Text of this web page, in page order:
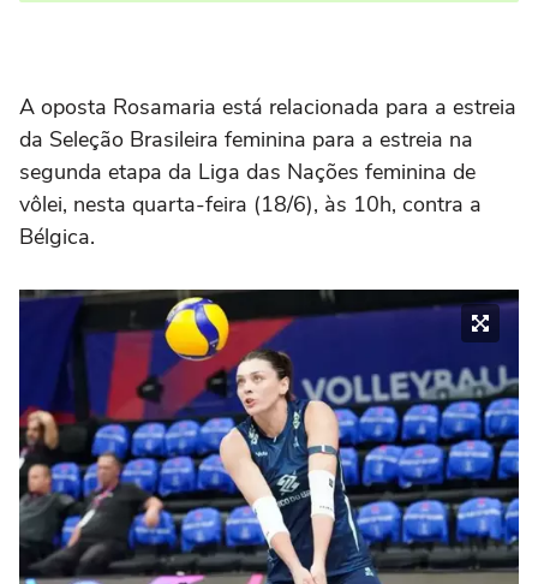
A oposta Rosamaria está relacionada para a estreia
da Seleção Brasileira feminina para a estreia na
segunda etapa da Liga das Nações feminina de
vôlei, nesta quarta-feira (18/6), às 10h, contra a
Bélgica.